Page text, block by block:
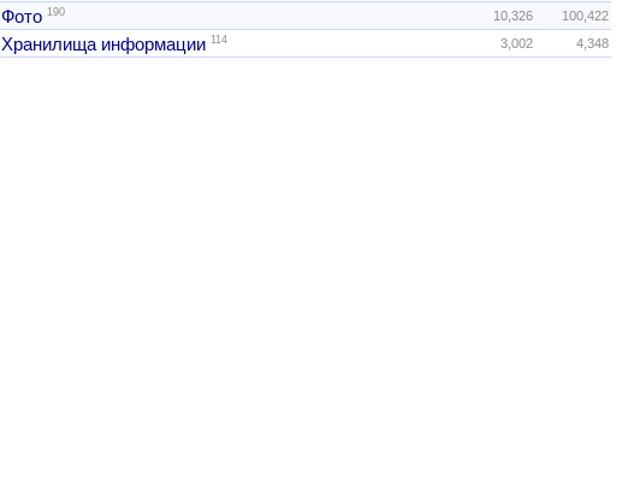
Фото 190 10,326 100,422
Хранилища информации 114 3,002 4,348